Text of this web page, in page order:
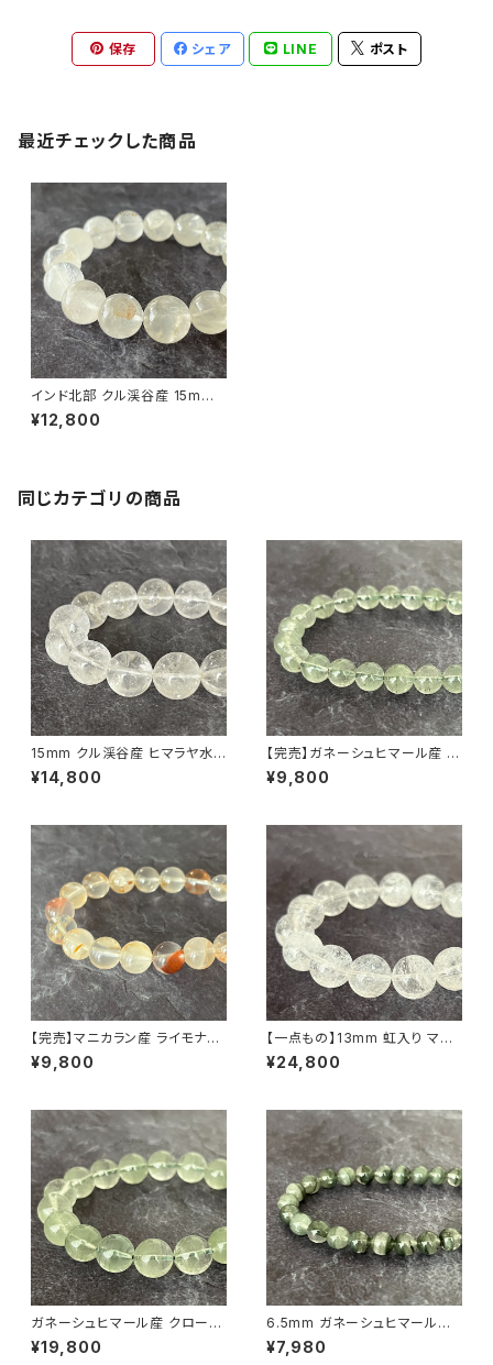
保存 シェア LINE ポスト
最近チェックした商品
インド北部 クル渓谷産 15mm
ヒマラヤ水晶 ブレスレット【鑑別
済み・画像現物】
¥12,800
同じカテゴリの商品
15mm クル渓谷産 ヒマラヤ水
晶 ブレスレット 微細な虹・ライ
モナイト入り【画像現物】
¥14,800
【完売】ガネーシュヒマール産 ク
ローライト入り ヒマラヤ水晶 8
mm ブレスレット
¥9,800
【完売】マニカラン産 ライモナイ
ト入りヒマラヤ水晶 11mm ブレ
スレット（一点もの）
¥9,800
【一点もの】13mm 虹入り マニ
カラン産 ヒマラヤ水晶 ブレスレ
ット【鑑別済み・M0714】
¥24,800
ガネーシュヒマール産 クローラ
イト入り 11mm ヒマラヤ水晶 ブ
レスレット【画像現物】
¥19,800
6.5mm ガネーシュヒマール産
クローライト入り ヒマラヤ水晶
ブレスレット【画像現物】
¥7,980